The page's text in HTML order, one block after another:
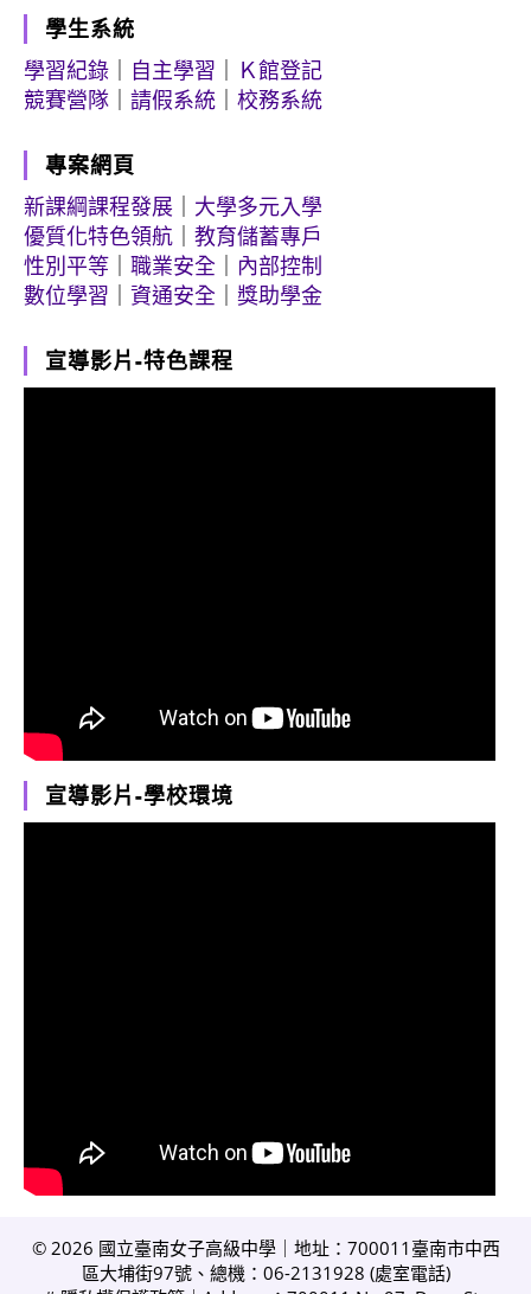
學生系統
學習紀錄
自主學習
Ｋ館登記
競賽營隊
請假系統 校務系統
專案網頁
新課綱課程發展
大學多元入學
優質化特色領航
教育儲蓄專戶
性別平等
職業安全
內部控制
數位學習
資通安全 獎助學金
宣導影片-特色課程
宣導影片-學校環境
© 2026 國立臺南女子高級中學｜地址：700011臺南市中西
區大埔街97號、總機：06-2131928 (處室電話)